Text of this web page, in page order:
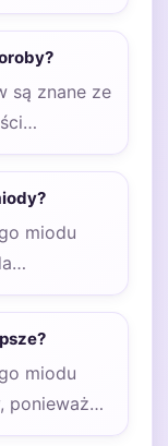
są znane ze
miodu
w
na…
miodu
ponieważ
jest